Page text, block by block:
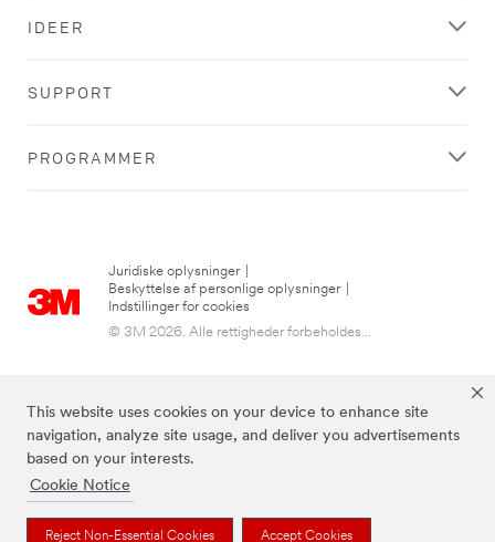
This website uses cookies on your device to enhance site
navigation, analyze site usage, and deliver you advertisements
based on your interests.
Cookie Notice
Reject Non-Essential Cookies Accept Cookies
IDEER
SUPPORT
PROGRAMMER
Juridiske oplysninger
Beskyttelse af personlige oplysninger
Indstillinger for cookies
© 3M 2026. Alle rettigheder forbeholdes...